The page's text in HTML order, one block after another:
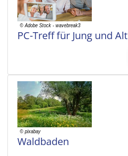
PC-Treff für Jung und Alt
Waldbaden